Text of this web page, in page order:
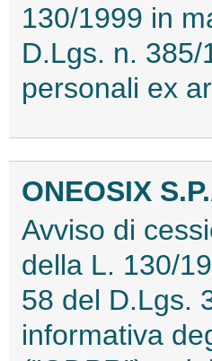
130/1999 in
D.Lgs. n.
personali ex
ONEOSIX
Avviso di
della L. 130/
58 del D.Lgs.
informativa